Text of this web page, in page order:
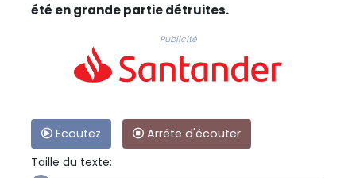
été en grande partie détruites.
Publicité
Ecoutez
Arrête d'écouter
Taille du texte: